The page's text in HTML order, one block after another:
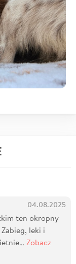
04.08.2025
ten okropny
leki i
Zobacz